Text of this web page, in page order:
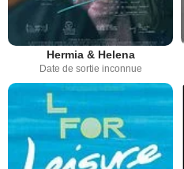
Hermia & Helena
Date de sortie inconnue